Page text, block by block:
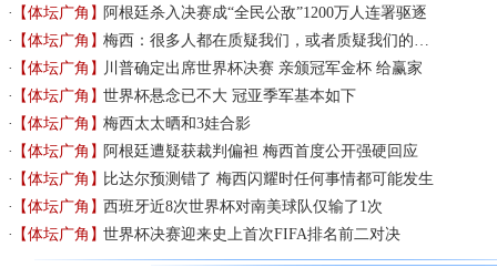
【体坛广角】 阿根廷杀入决赛成“全民公敌”1200万人连署驱逐
【体坛广角】梅西：很多人都在质疑我们，或者质疑我们的…
【体坛广角】 川普确定出席世界杯决赛 亲颁冠军金杯 给赢家
【体坛广角】世界杯悬念已不大 冠亚季军基本如下
【体坛广角】梅西太太晒和3娃合影
【体坛广角】 阿根廷遭疑获裁判偏袒 梅西首度公开强硬回应
【体坛广角】 比达尔预测错了 梅西闪耀时任何事情都可能发生
【体坛广角】西班牙近8次世界杯对南美球队仅输了1次
【体坛广角】世界杯决赛迎来史上首次FIFA排名前二对决